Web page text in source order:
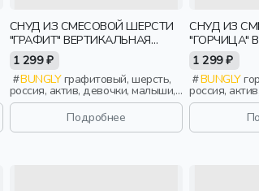
СНУД ИЗ СМЕСОВОЙ ШЕРСТИ
"ГРАФИТ" ВЕРТИКАЛЬНАЯ
ВЯЗКА
1 299 ₽
BUNGLYграфитовый, шерсть,
россия, актив, девочки, малыши,
дошкольники, дети
Подробнее
СНУД ИЗ
"ГОРЧИЦА"
ВЯЗКА
1 299 ₽
BUNGLYгорчичный, шерсть,
россия,